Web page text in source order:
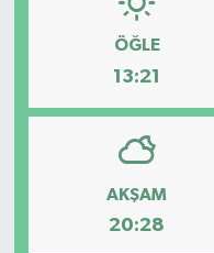
ÖĞLE
13:21
AKŞAM
20:28